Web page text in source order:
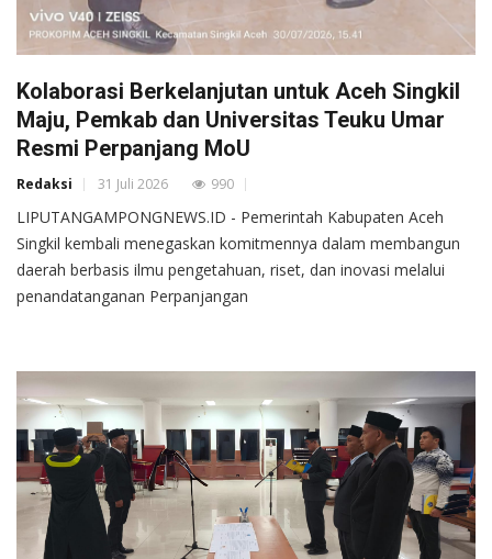
Kolaborasi Berkelanjutan untuk Aceh Singkil
Maju, Pemkab dan Universitas Teuku Umar
Resmi Perpanjang MoU
Redaksi 31 Juli 2026 990
LIPUTANGAMPONGNEWS.ID - Pemerintah Kabupaten Aceh
Singkil kembali menegaskan komitmennya dalam membangun
daerah berbasis ilmu pengetahuan, riset, dan inovasi melalui
penandatanganan Perpanjangan